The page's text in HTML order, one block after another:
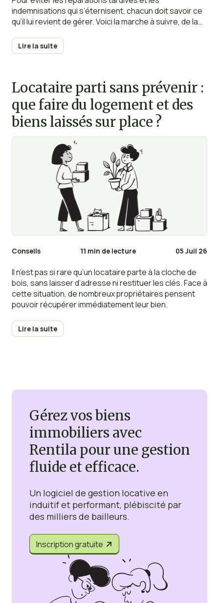
indemnisations qui s’éternisent, chacun doit savoir ce
qu’il lui revient de gérer. Voici la marche à suivre, de la
Lire la suite
Locataire parti sans prévenir :
que faire du logement et des
biens laissés sur place ?
Conseils 11 min de lecture 05 Juil 26
Il n’est pas si rare qu’un locataire parte à la cloche de
bois, sans laisser d’adresse ni restituer les clés. Face à
cette situation, de nombreux propriétaires pensent
pouvoir récupérer immédiatement leur bien.
Lire la suite
Gérez vos biens
immobiliers avec
Rentila pour une gestion
fluide et efficace.
Un logiciel de gestion locative en
induitif et performant, plébiscité par
des milliers de bailleurs.
Inscription gratuite 
